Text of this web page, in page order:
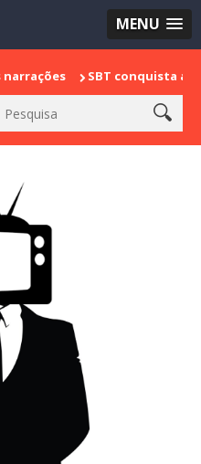
MENU
SBT conquista a vice